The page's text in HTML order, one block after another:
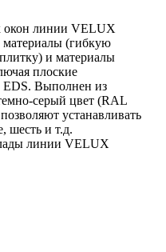
окон линии VELUX
(гибкую
и материалы
плоские
EDS. Выполнен из
cерый цвет (RAL
устанавливать
шесть и т.д.
линии VELUX